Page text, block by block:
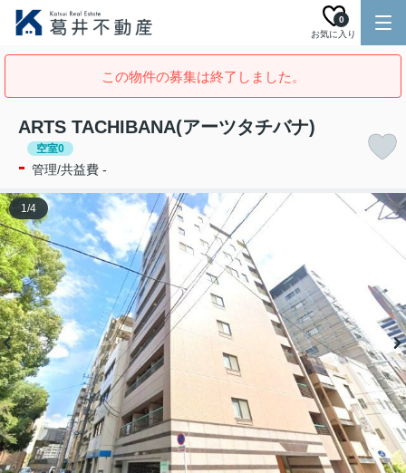
お気に入り
0
この物件の募集は終了しました。
ARTS TACHIBANA(アーツタチバナ)
空室0
- 管理/共益費 -
1/4